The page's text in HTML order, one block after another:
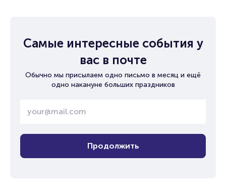
Самые интересные события у
вас в почте
Обычно мы присылаем одно письмо в месяц и ещё
одно накануне больших праздников
Продолжить